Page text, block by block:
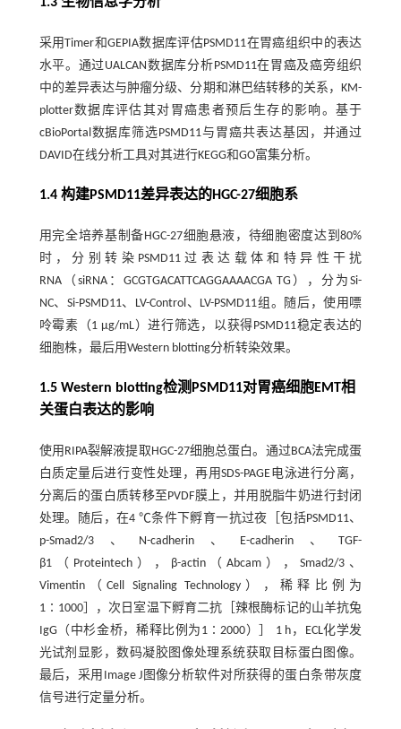
采用Timer和GEPIA数据库评估PSMD11在胃癌组织中的表达
水平。通过UALCAN数据库分析PSMD11在胃癌及癌旁组织
中的差异表达与肿瘤分级、分期和淋巴结转移的关系，KM-
plotter数据库评估其对胃癌患者预后生存的影响。基于
cBioPortal数据库筛选PSMD11与胃癌共表达基因，并通过
DAVID在线分析工具对其进行KEGG和GO富集分析。
1.4 构建PSMD11差异表达的HGC-27细胞系
用完全培养基制备HGC-27细胞悬液，待细胞密度达到80%
时，分别转染PSMD11过表达载体和特异性干扰
RNA（siRNA：GCGTGACATTCAGGAAAACGA TG），分为Si-
NC、Si-PSMD11、LV-Control、LV-PSMD11组。随后，使用嘌
呤霉素（1 μg/mL）进行筛选，以获得PSMD11稳定表达的
细胞株，最后用Western blotting分析转染效果。
1.5 Western blotting检测PSMD11对胃癌细胞EMT相
关蛋白表达的影响
使用RIPA裂解液提取HGC-27细胞总蛋白。通过BCA法完成蛋
白质定量后进行变性处理，再用SDS-PAGE电泳进行分离，
分离后的蛋白质转移至PVDF膜上，并用脱脂牛奶进行封闭
处理。随后，在4 ℃条件下孵育一抗过夜［包括PSMD11、
p-Smad2/3、N-cadherin、E-cadherin、TGF-
β1（Proteintech），β-actin（Abcam），Smad2/3、
Vimentin（Cell Signaling Technology），稀释比例为
1∶1000］，次日室温下孵育二抗［辣根酶标记的山羊抗兔
IgG（中杉金桥，稀释比例为1∶2000）］ 1 h，ECL化学发
光试剂显影，数码凝胶图像处理系统获取目标蛋白图像。
最后，采用Image J图像分析软件对所获得的蛋白条带灰度
信号进行定量分析。